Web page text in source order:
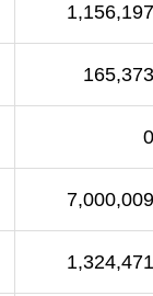
1,156,197
165,373
0
7,000,009
1,324,471